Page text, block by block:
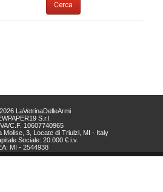
Cerca
LaVetrinaDelleArmi
S.r.l.
C.F. 10607740965
Molise, 3, Locate di Triulzi, MI - Italy
Sociale: 20.000 € i.v.
MI - 2544938